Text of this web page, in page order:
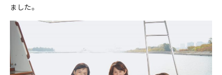
ました。